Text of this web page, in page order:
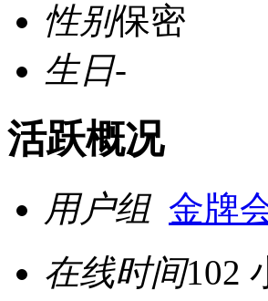
性别保密
生日-
活跃概况
用户组 金牌
在线时间102